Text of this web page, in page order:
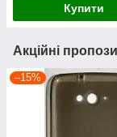
Купити
Акційні
–15%